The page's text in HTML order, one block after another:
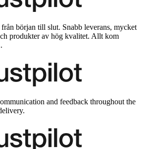
början till slut. Snabb leverans, mycket
produkter av hög kvalitet. Allt kom
and feedback throughout the